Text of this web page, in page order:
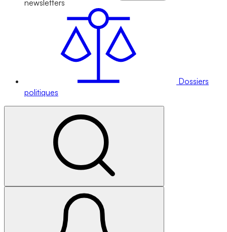
newsletters
Dossiers
politiques